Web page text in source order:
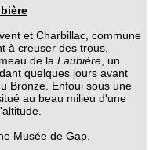
et Charbillac, commune
à creuser des trous,
de la Laubière, un
quelques jours avant
Bronze. Enfoui sous une
au beau milieu d'une
Musée de Gap.